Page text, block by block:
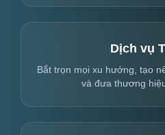
Dịch vụ
Bắt trọn mọi xu hướng, tạo
và đưa thương